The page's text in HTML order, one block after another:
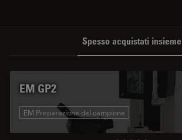
Spesso acquistati insieme
EM GP2
EM Preparazione del campione